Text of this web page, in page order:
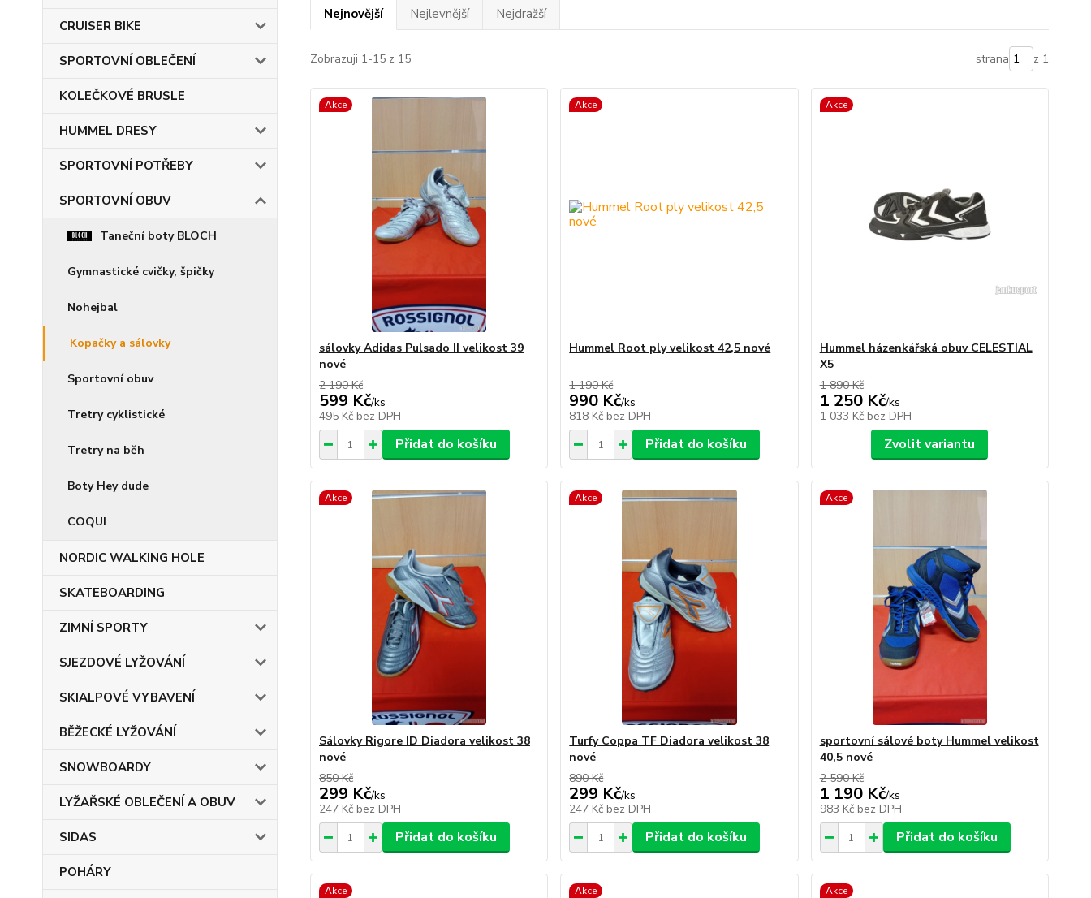
CRUISER BIKE
SPORTOVNÍ OBLEČENÍ
KOLEČKOVÉ BRUSLE
HUMMEL DRESY
SPORTOVNÍ POTŘEBY
SPORTOVNÍ OBUV
Taneční boty BLOCH
Gymnastické cvičky, špičky
Nohejbal
Kopačky a sálovky
Sportovní obuv
Tretry cyklistické
Tretry na běh
Boty Hey dude
COQUI
NORDIC WALKING HOLE
SKATEBOARDING
ZIMNÍ SPORTY
SJEZDOVÉ LYŽOVÁNÍ
SKIALPOVÉ VYBAVENÍ
BĚŽECKÉ LYŽOVÁNÍ
SNOWBOARDY
LYŽAŘSKÉ OBLEČENÍ A OBUV
SIDAS
POHÁRY
Nejnovější Nejlevnější Nejdražší
Zobrazuji 1-15 z 15 strana z 1
Akce
sálovky Adidas Pulsado II velikost 39
nové
2 190 Kč
599 Kč/ks
495 Kč bez DPH
Přidat do košíku
Akce
Hummel Root ply velikost 42,5 nové
1 190 Kč
990 Kč/ks
818 Kč bez DPH
Přidat do košíku
Akce
Hummel házenkářská obuv CELESTIAL
X5
1 890 Kč
1 250 Kč/ks
1 033 Kč bez DPH
Zvolit variantu
Akce
Sálovky Rigore ID Diadora velikost 38
nové
850 Kč
299 Kč/ks
247 Kč bez DPH
Přidat do košíku
Akce
Turfy Coppa TF Diadora velikost 38
nové
890 Kč
299 Kč/ks
247 Kč bez DPH
Přidat do košíku
Akce
sportovní sálové boty Hummel velikost
40,5 nové
2 590 Kč
1 190 Kč/ks
983 Kč bez DPH
Přidat do košíku
Akce Akce Akce